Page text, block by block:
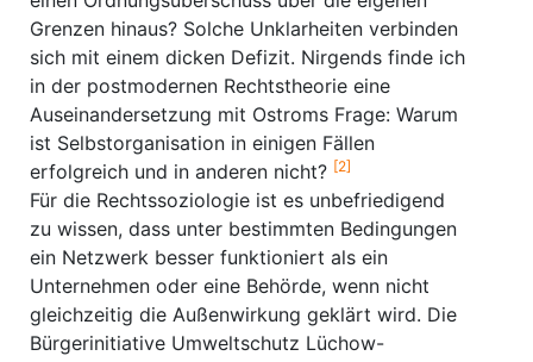
Grenzen hinaus? Solche Unklarheiten verbinden
sich mit einem dicken Defizit. Nirgends finde ich
in der postmodernen Rechtstheorie eine
Auseinandersetzung mit Ostroms Frage: Warum
ist Selbstorganisation in einigen Fällen
erfolgreich und in anderen nicht? [2]
Für die Rechtssoziologie ist es unbefriedigend
zu wissen, dass unter bestimmten Bedingungen
ein Netzwerk besser funktioniert als ein
Unternehmen oder eine Behörde, wenn nicht
gleichzeitig die Außenwirkung geklärt wird. Die
Bürgerinitiative Umweltschutz Lüchow-